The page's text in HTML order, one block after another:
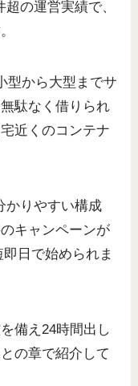
の運営実績で、
型から大型までサ
駄なく借りられ
近くのコンテナ
かりやすい構成
キャンペーンが
日で始められま
備え24時間出し
の章で紹介して